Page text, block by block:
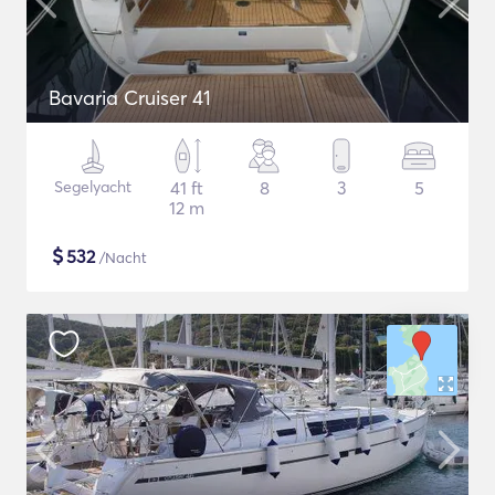
Bavaria Cruiser 41
Segelyacht
41 ft
12 m
8 3 5
$532/Nacht